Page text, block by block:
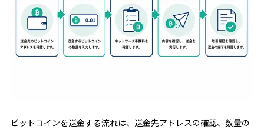
ビットコインを送金する流れは、送金先アドレスの確認、数量の